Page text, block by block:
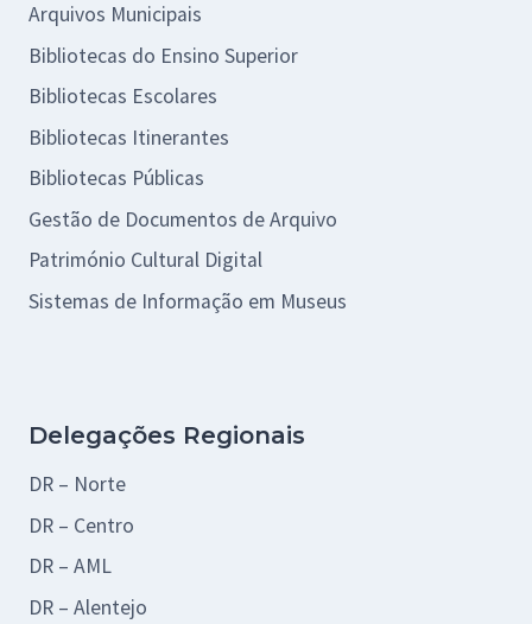
Arquivos Municipais
Bibliotecas do Ensino Superior
Bibliotecas Escolares
Bibliotecas Itinerantes
Bibliotecas Públicas
Gestão de Documentos de Arquivo
Património Cultural Digital
Sistemas de Informação em Museus
Delegações Regionais
DR – Norte
DR – Centro
DR – AML
DR – Alentejo